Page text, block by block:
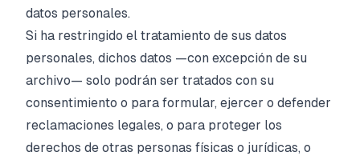
datos personales.
Si ha restringido el tratamiento de sus datos
personales, dichos datos —con excepción de su
archivo— solo podrán ser tratados con su
consentimiento o para formular, ejercer o defender
reclamaciones legales, o para proteger los
derechos de otras personas físicas o jurídicas, o